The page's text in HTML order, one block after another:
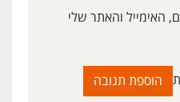
האימייל והאתר שלי